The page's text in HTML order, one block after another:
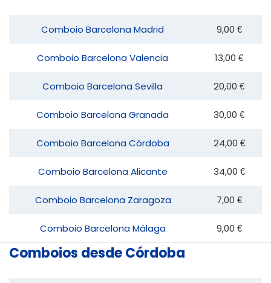
Comboio Barcelona Madrid 9,00 €
Comboio Barcelona Valencia 13,00 €
Comboio Barcelona Sevilla 20,00 €
Comboio Barcelona Granada 30,00 €
Comboio Barcelona Córdoba 24,00 €
Comboio Barcelona Alicante 34,00 €
Comboio Barcelona Zaragoza 7,00 €
Comboio Barcelona Málaga 9,00 €
Comboios desde Córdoba